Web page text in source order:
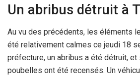
Un abribus détruit à
Au vu des précédents, les éléments
été relativement calmes ce jeudi 18
préfecture, un abribus a été détruit,
poubelles ont été recensés. Un